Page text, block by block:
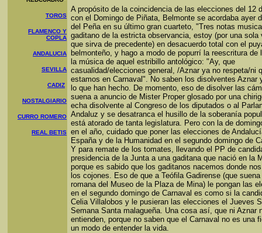
TOROS
FLAMENCO Y
COPLA
ANDALUCIA
SEVILLA
CADIZ
NOSTALGIARIO
CURRO ROMERO
REAL BETIS
A propósito de la coincidencia de las elecciones del 12
con el Domingo de Piñata, Belmonte se acordaba ayer
del Peña en su último gran cuarteto, "Tres notas
gaditano de la estricta observancia, estoy (por una sola
que sirva de precedente) en desacuerdo total con el
belmonteño, y hago a modo de popurrí la reescritura de
la música de aquel estribillo antológico: "Ay, que
casualidad/elecciones general, /Aznar ya no respeta/ni
estamos en Carnaval". No saben los disolventes Aznar
lo que han hecho. De momento, eso de disolver las
suena a anuncio de Mister Proper glosado por una
echa disolvente al Congreso de los diputados o al
Andaluz y se desatranca el husillo de la soberanía
está atorado de tanta legislatura. Pero con la de
en el año, cuidado que poner las elecciones de
España y de la Humanidad en el segundo domingo de
Y para remate de los tomates, llevando el PP de
presidencia de la Junta a una gaditana que nació en la
porque es sabido que los gaditanos nacemos donde
los cojones. Eso de que a Teófila Gadirense (que
romana del Museo de la Plaza de Mina) le pongan las
en el segundo domingo de Carnaval es como si la
Celia Villalobos y le pusieran las elecciones el Jueves
Semana Santa malagueña. Una cosa así, que ni Aznar
entienden, porque no saben que el Carnaval no es una
un modo de entender la vida.